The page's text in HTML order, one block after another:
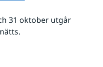
31 oktober utgår